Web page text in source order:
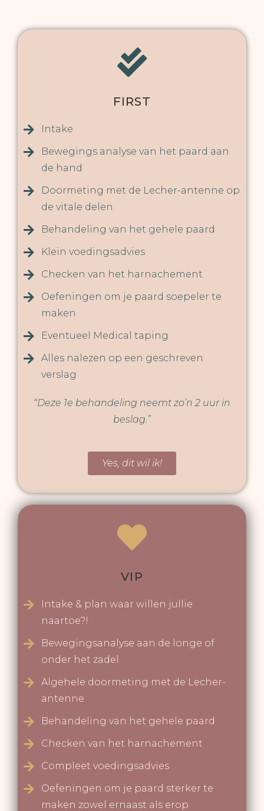
FIRST
Intake
Bewegings analyse van het paard aan
de hand
Doormeting met de Lecher-antenne op
de vitale delen
Behandeling van het gehele paard
Klein voedingsadvies
Checken van het harnachement
Oefeningen om je paard soepeler te
maken
Eventueel Medical taping
Alles nalezen op een geschreven
verslag
“Deze 1e behandeling neemt zo’n 2 uur in
beslag.”
Yes, dit wil ik!
VIP
Intake & plan waar willen jullie
naartoe?!
Bewegingsanalyse aan de longe of
onder het zadel
Algehele doormeting met de Lecher-
antenne
Behandeling van het gehele paard
Checken van het harnachement
Compleet voedingsadvies
Oefeningen om je paard sterker te
maken zowel ernaast als erop